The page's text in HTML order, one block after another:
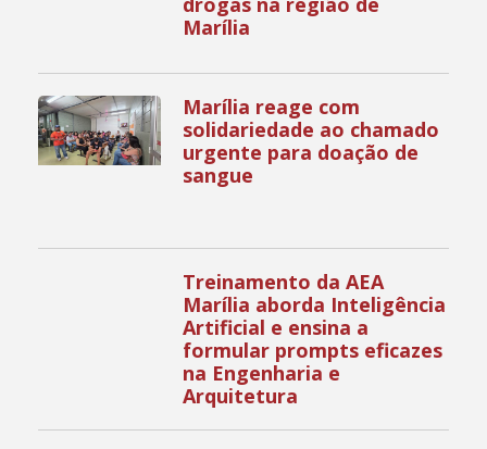
Marília
Marília reage com
solidariedade ao chamado
urgente para doação de
sangue
Treinamento da AEA
Marília aborda Inteligência
Artificial e ensina a
formular prompts eficazes
na Engenharia e
Arquitetura